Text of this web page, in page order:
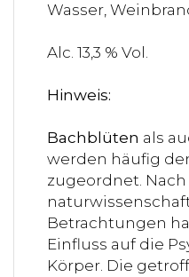
Wasser,
Alc. 13,3 % Vol.
Hinweis:
Bachblüten als
werden häufig
zugeordnet.
Betrachtungen
Einfluss auf die
Körper. Die